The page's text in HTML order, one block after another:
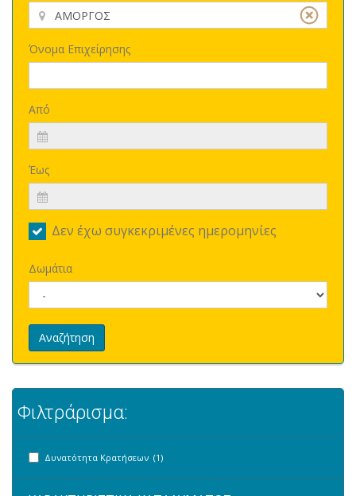
Όνομα Επιχείρησης
Από
Έως
Δεν έχω συγκεκριμένες ημερομηνίες
Δωμάτια
Αναζήτηση
Φιλτράρισμα:
Δυνατότητα Κρατήσεων (1)